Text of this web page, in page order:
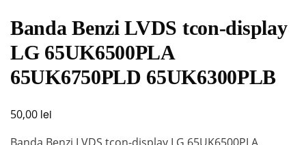
Banda Benzi LVDS tcon-display
LG 65UK6500PLA
65UK6750PLD 65UK6300PLB
50,00 lei
Banda Benzi LVDS tcon-display LG 65UK6500PLA